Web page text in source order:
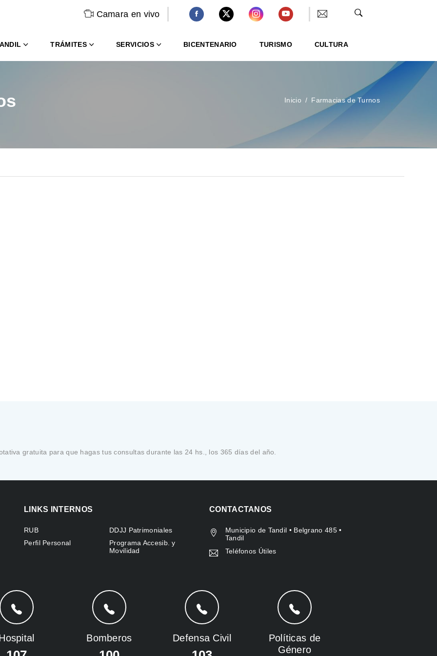
Camara en vivo
TRÁMITES SERVICIOS BICENTENARIO TURISMO CULTURA
Inicio Farmacias de Turnos
gratuita para que hagas tus consultas durante las 24 hs., los 365 días del año.
LINKS INTERNOS
RUB
DDJJ Patrimoniales
Perfil Personal
Programa Accesib. y
Movilidad
CONTACTANOS
Municipio de Tandil • Belgrano 485 •
Tandil
Teléfonos Útiles
Bomberos Defensa Civil
Políticas de
Género